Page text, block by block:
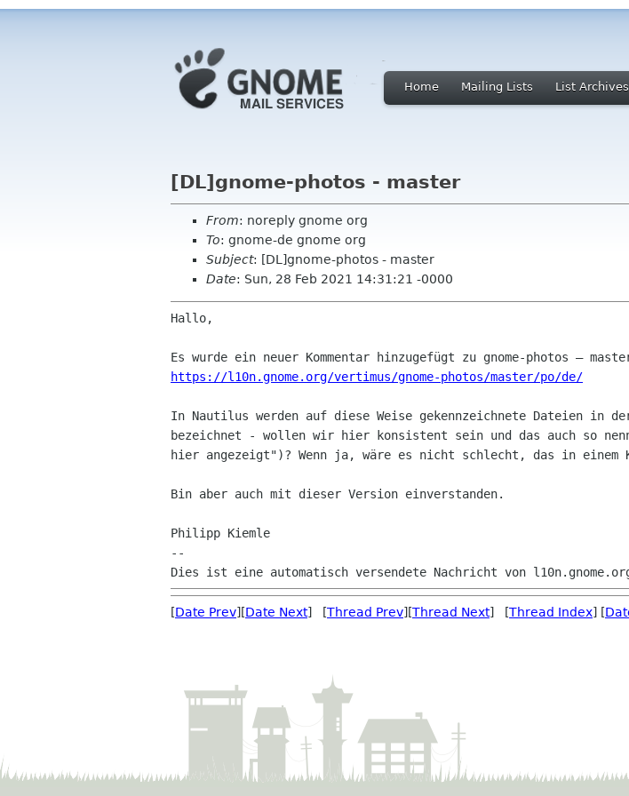
Home Mailing Lists List Archives
[DL]gnome-photos - master
From: noreply gnome org
To: gnome-de gnome org
Subject: [DL]gnome-photos - master
Date: Sun, 28 Feb 2021 14:31:21 -0000
Hallo,
https://l10n.gnome.org/vertimus/gnome-photos/master/po/de/
In Nautilus werden auf diese Weise gekennzeichnete Dateien
bezeichnet - wollen wir hier konsistent sein und das auch so
hier angezeigt")? Wenn ja, wäre es nicht schlecht, das in einem
Bin aber auch mit dieser Version einverstanden.
Philipp Kiemle
--
[Date Prev][Date Next] [Thread Prev][Thread Next] [Thread Index] [